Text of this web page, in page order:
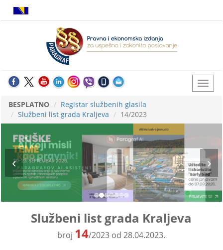
BESPLATNO
Registar službenih glasila
Službeni list grada Kraljeva
14/2023
Službeni list grada Kraljeva
broj 14/2023 od 28.04.2023.